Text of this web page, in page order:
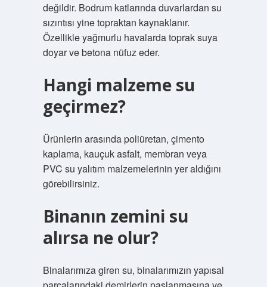
değildir. Bodrum katlarında duvarlardan su
sızıntısı yine topraktan kaynaklanır.
Özellikle yağmurlu havalarda toprak suya
doyar ve betona nüfuz eder.
Hangi malzeme su
geçirmez?
Ürünlerin arasında poliüretan, çimento
kaplama, kauçuk asfalt, membran veya
PVC su yalıtım malzemelerinin yer aldığını
görebilirsiniz.
Binanın zemini su
alırsa ne olur?
Binalarımıza giren su, binalarımızın yapısal